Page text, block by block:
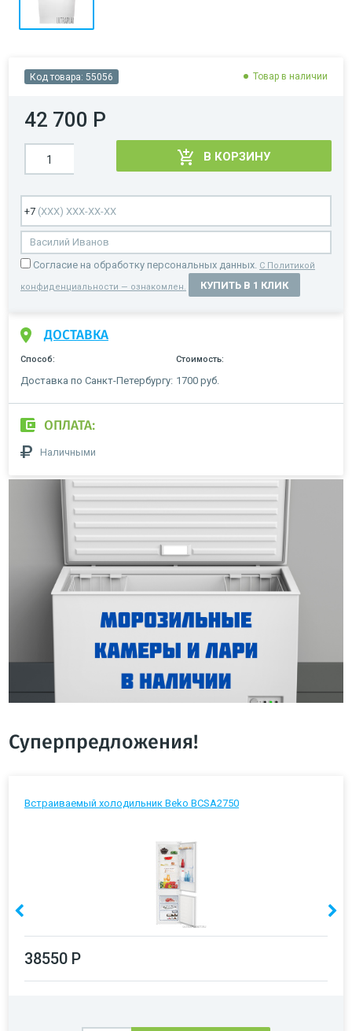
Код товара: 55056 Товар в наличии
42 700 Р
В КОРЗИНУ
Cогласие на обработку персональных данных. С Политикой
конфиденциальности — ознакомлен. КУПИТЬ В 1 КЛИК
ДОСТАВКА
Способ: Стоимость:
Доставка по Санкт-Петербургу: 1700 руб.
ОПЛАТА:
Наличными
Суперпредложения!
Встраиваемый холодильник Beko BCSA2750
38550 Р